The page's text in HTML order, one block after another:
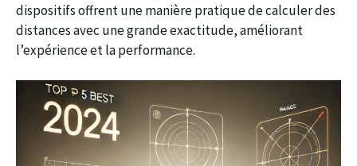
dispositifs offrent une manière pratique de calculer des
distances avec une grande exactitude, améliorant
l’expérience et la performance.